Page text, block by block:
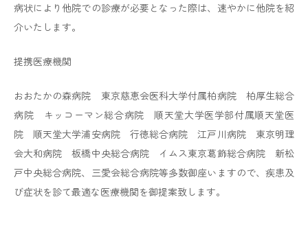
ている患者様へ
厚生労働省の指針により、2024年6月から現行の『特定
専門的な治療管理を行う『生活習慣病管理料』へ移行さ
この度の改定によって、患者様には個々に応じた目標設
定、血圧や体重、食事、運動に関する指導内容などを記
載されました『療養計画書』へ初回だけ署名（サイン）
を頂く必要がありますので、ご協力のほどよろしくお願
いします。
2024.04.04 一般のお知らせ
病状により他院での診療が必要となった際は、速やかに他院を紹
介いたします。
提携医療機関
おおたかの森病院 東京慈恵会医科大学付属柏病院 柏厚生総合
病院 キッコーマン総合病院 順天堂大学医学部付属順天堂医
院 順天堂大学浦安病院 行徳総合病院 江戸川病院 東京明理
会大和病院 板橋中央総合病院 イムス東京葛飾総合病院 新松
戸中央総合病院、三愛会総合病院等多数御座いますので、疾患及
び症状を診て最適な医療機関を御提案致します。